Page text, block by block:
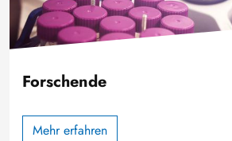
Forschende
Mehr erfahren